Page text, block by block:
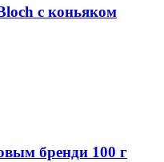
с коньяком
бренди 100 г